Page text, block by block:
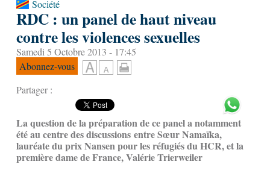
Société
RDC : un panel de haut niveau
contre les violences sexuelles
Samedi 5 Octobre 2013 - 17:45
Abonnez-vous
Partager :
La question de la préparation de ce panel a notamment
été au centre des discussions entre Sœur Namaïka,
lauréate du prix Nansen pour les réfugiés du HCR, et la
première dame de France, Valérie Trierweiler